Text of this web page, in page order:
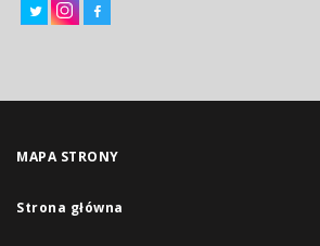
MAPA STRONY
Strona główna